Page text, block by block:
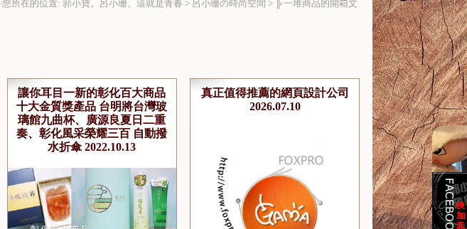
‧您所在的位置: 郭小寶。呂小珊。這就是青春 > 呂小珊の時尚空間 > ╠ 一堆商品的開箱文
讓你耳目一新的彰化百大商品
十大金質獎產品 台明將台灣玻
璃館九曲杯、廣源良夏日二重
奏、彰化風采榮耀三百 自動撥
水折傘 2022.10.13
真正值得推薦的網頁設計公司
2026.07.10